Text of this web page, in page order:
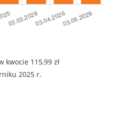
kwocie 115,99 zł
2025 r.